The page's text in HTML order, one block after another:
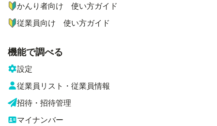
かんり者向け 使い方ガイド
従業員向け 使い方ガイド
機能で調べる
設定
従業員リスト・従業員情報
招待・招待管理
マイナンバー